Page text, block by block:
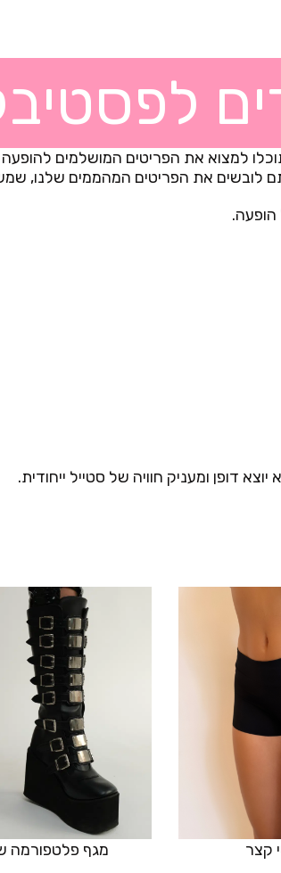
למצוא את הפריטים המושלמים
לובשים את הפריטים המהממים שלנו,
הופעה.
דופן ומעניק חוויה של סטייל ייחודית.
קצר מגף פלטפורמה